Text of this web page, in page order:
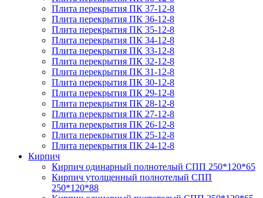
Плита перекрытия ПК 37-12-8
Плита перекрытия ПК 36-12-8
Плита перекрытия ПК 35-12-8
Плита перекрытия ПК 34-12-8
Плита перекрытия ПК 33-12-8
Плита перекрытия ПК 32-12-8
Плита перекрытия ПК 31-12-8
Плита перекрытия ПК 30-12-8
Плита перекрытия ПК 29-12-8
Плита перекрытия ПК 28-12-8
Плита перекрытия ПК 27-12-8
Плита перекрытия ПК 26-12-8
Плита перекрытия ПК 25-12-8
Плита перекрытия ПК 24-12-8
Кирпич
Кирпич одинарный полнотелый СПП 250*120*65
Кирпич утолщенный полнотелый СПП
250*120*88